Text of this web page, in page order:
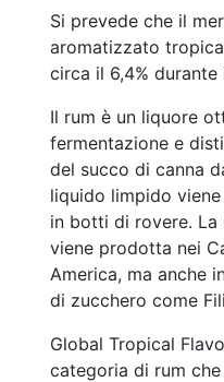
Si prevede che il
aromatizzato
circa il 6,4%
Il rum è un liquore
fermentazione e
del succo di canna
liquido limpido
in botti di rovere.
viene prodotta nei
America, ma anche
di zucchero come
Global Tropical
categoria di rum